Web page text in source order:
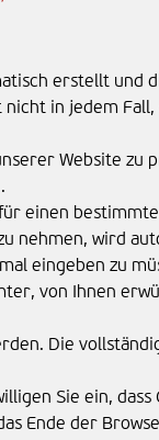
erstellt und
in jedem
Website zu
einen
nehmen, wird
eingeben zu
von Ihnen
Die
Sie ein, dass
Ende der